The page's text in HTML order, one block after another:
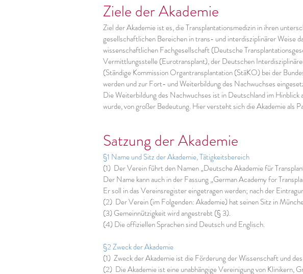
Ziele der Akademie
Ziel der Akademie ist es, die Transplantationsmedizin in ihren
gesellschaftlichen Bereichen in trans- und interdisziplinärer Weise
wissenschaftlichen Fachgesellschaft (Deutsche
Vermittlungsstelle (Eurotransplant), der Deutschen
(Ständige Kommission Organtransplantation (StäKO) bei der
werden und zur Fort- und Weiterbildung des Nachwuchses
Die Weiterbildung des Nachwuchses ist in Deutschland im
wurde, von großer Bedeutung. Hier versteht sich die Akademie als
Satzung der Akademie
§1 Name und Sitz der Akademie, Tätigkeitsbereich
(1) Der Verein führt den Namen „Deutsche Akademie für
Der Name kann auch in der Fassung „German Academy for
Er soll in das Vereinsregister eingetragen werden; nach der
(2) Der Verein (im Folgenden: Akademie) hat seinen Sitz in
(3) Gemeinnützigkeit wird angestrebt (§ 3).
(4) Die offiziellen Sprachen sind Deutsch und Englisch.
§2 Zweck der Akademie
(1) Zweck der Akademie ist die Förderung der Wissenschaft und
(2) Die Akademie ist eine unabhängige Vereinigung von Klinikern,